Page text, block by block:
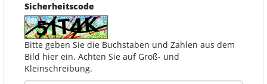
Sicherheitscode
Bitte geben Sie die Buchstaben und Zahlen aus dem
Bild hier ein. Achten Sie auf Groß- und
Kleinschreibung.